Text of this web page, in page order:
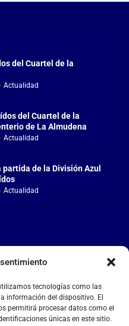
tecnologías como las
información del dispositivo. El
permitirá procesar datos como el
únicas en este sitio.
del Cuartel de la
,Actualidad
del Cuartel de la
de La Almudena
,Actualidad
de la División Azul
,Actualidad